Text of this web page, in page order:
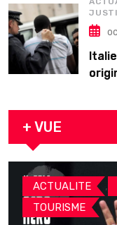
+ VUE
ACTUALITE ,
TOURISME